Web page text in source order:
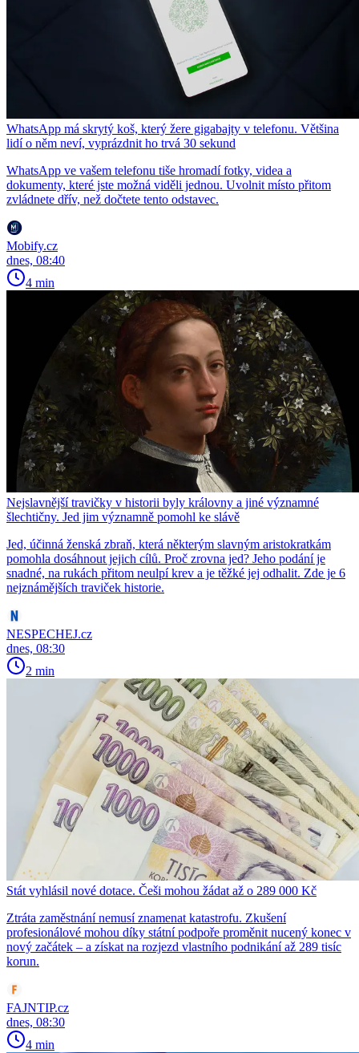
WhatsApp má skrytý koš, který žere gigabajty v telefonu. Většina
lidí o něm neví, vyprázdnit ho trvá 30 sekund
WhatsApp ve vašem telefonu tiše hromadí fotky, videa a
dokumenty, které jste možná viděli jednou. Uvolnit místo přitom
zvládnete dřív, než dočtete tento odstavec.
Mobify.cz
dnes, 08:40
4 min
Nejslavnější travičky v historii byly královny a jiné významné
šlechtičny. Jed jim významně pomohl ke slávě
Jed, účinná ženská zbraň, která některým slavným aristokratkám
pomohla dosáhnout jejich cílů. Proč zrovna jed? Jeho podání je
snadné, na rukách přitom neulpí krev a je těžké jej odhalit. Zde je 6
nejznámějších traviček historie.
NESPECHEJ.cz
dnes, 08:30
2 min
Stát vyhlásil nové dotace. Češi mohou žádat až o 289 000 Kč
Ztráta zaměstnání nemusí znamenat katastrofu. Zkušení
profesionálové mohou díky státní podpoře proměnit nucený konec v
nový začátek – a získat na rozjezd vlastního podnikání až 289 tisíc
korun.
FAJNTIP.cz
dnes, 08:30
4 min